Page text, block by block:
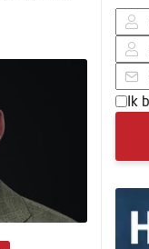
Ik